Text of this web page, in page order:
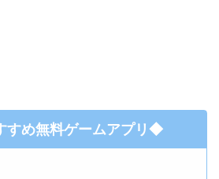
すめ無料ゲームアプリ◆